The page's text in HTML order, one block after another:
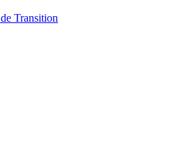
Transition